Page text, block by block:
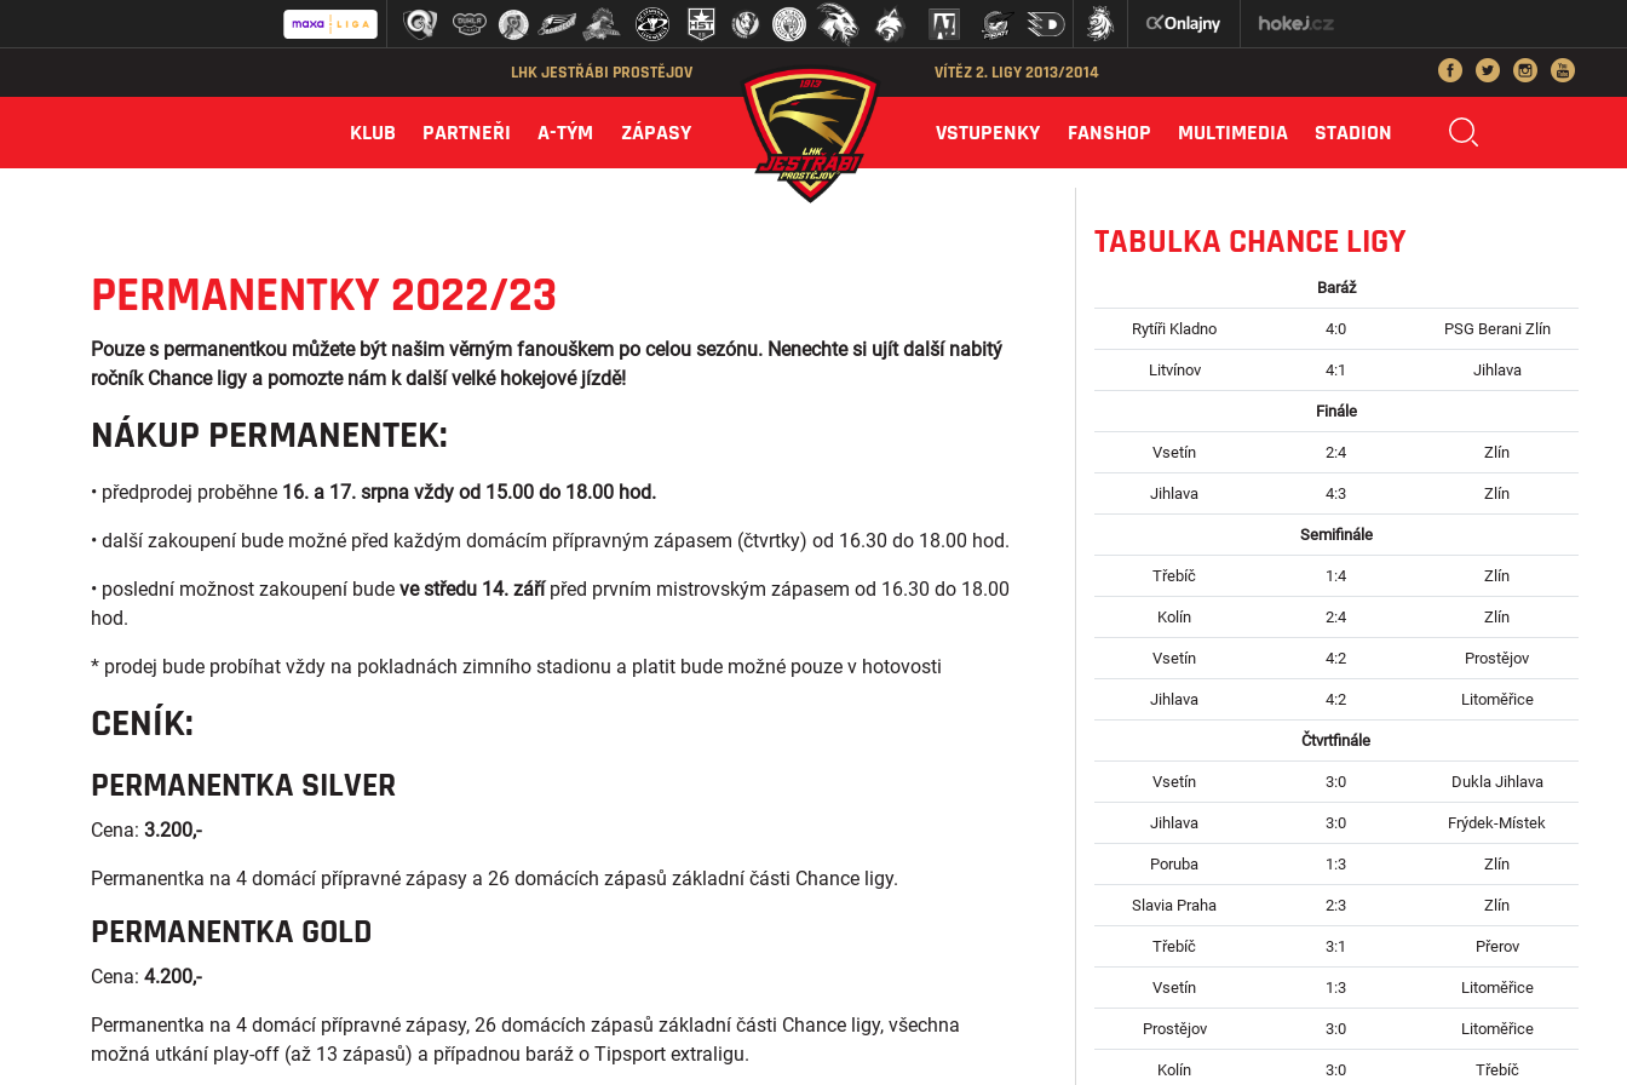
LHK JESTŘÁBI PROSTĚJOV VÍTĚZ 2. LIGY 2013/2014
KLUB PARTNEŘI A-TÝM ZÁPASY VSTUPENKY FANSHOP MULTIMEDIA STADION
PERMANENTKY 2022/23
Pouze s permanentkou můžete být našim věrným fanouškem po celou sezónu. Nenechte si ujít další nabitý
ročník Chance ligy a pomozte nám k další velké hokejové jízdě!
NÁKUP PERMANENTEK:
• předprodej proběhne 16. a 17. srpna vždy od 15.00 do 18.00 hod.
• další zakoupení bude možné před každým domácím přípravným zápasem (čtvrtky) od 16.30 do 18.00 hod.
• poslední možnost zakoupení bude ve středu 14. zářípřed prvním mistrovským zápasem od 16.30 do 18.00
hod.
* prodej bude probíhat vždy na pokladnách zimního stadionu a platit bude možné pouze v hotovosti
CENÍK:
PERMANENTKA SILVER
Cena: 3.200,-
Permanentka na 4 domácí přípravné zápasy a 26 domácích zápasů základní části Chance ligy.
PERMANENTKA GOLD
Cena: 4.200,-
Permanentka na 4 domácí přípravné zápasy, 26 domácích zápasů základní části Chance ligy, všechna
možná utkání play-off (až 13 zápasů) a případnou baráž o Tipsport extraligu.
TABULKA CHANCE LIGY
Baráž
Rytíři Kladno 4:0 PSG Berani Zlín
Litvínov 4:1 Jihlava
Finále
Vsetín 2:4 Zlín
Jihlava 4:3 Zlín
Semifinále
Třebíč 1:4 Zlín
Kolín 2:4 Zlín
Vsetín 4:2 Prostějov
Jihlava 4:2 Litoměřice
Čtvrtfinále
Vsetín 3:0 Dukla Jihlava
Jihlava 3:0 Frýdek-Místek
Poruba 1:3 Zlín
Slavia Praha 2:3 Zlín
Třebíč 3:1 Přerov
Vsetín 1:3 Litoměřice
Prostějov 3:0 Litoměřice
Kolín 3:0 Třebíč